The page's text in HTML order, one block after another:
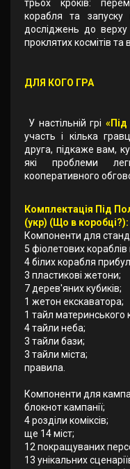
трьох кроків:
корабля та запуску
досліджень до
проклятих космітів та
ДЛЯ КОГО ГРА
У настільній грі
участь і кілька
друга, підкаже вам,
які проблеми
кооперативного
Комплектація Під
(укр) (Що в коробці?):
Компоненти для
5 фіолетових кораблів
4 білих корабля
3 пластикові жетони;
7 дерев'яних кубиків;
1 жетон екскаватора;
1 тайл материнського
4 тайли неба;
3 тайли бази;
3 тайли міста;
правила.
Компоненти для
блокнот кампанії;
4 розділи коміксів;
ще 14 міст;
12 покращуваних
13 унікальних